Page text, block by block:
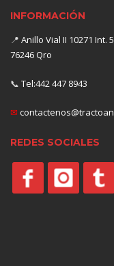
INFORMACIÓN
📍 Anillo Vial II 10271 Int.
76246 Qro
📞 Tel:442 447 8943
✉
REDES SOCIALES